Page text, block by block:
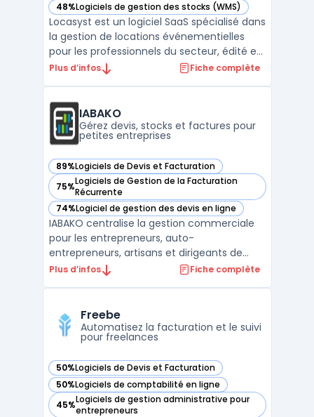
48%Logiciels de gestion des stocks (WMS)
— voir Locasyst dans cette catégorie
Locasyst est un logiciel SaaS spécialisé dans
la gestion de locations événementielles
pour les professionnels du secteur, édité en
France et conçu pour les PME disposant de
question de la centralisation du suivi des
stocks évé ...
Plus d’infos Fiche complète
IABAKO
Gérez devis, stocks et factures pour
petites entreprises
89%Logiciels de Devis et Facturation
— voir IABAKO dans cette catégorie
75%Logiciels de Gestion de la Facturation
Récurrente
— voir IABAKO dans cette catégorie
74%Logiciel de gestion des devis en ligne
— voir IABAKO dans cette catégorie
IABAKO centralise la gestion commerciale
pour les entrepreneurs, auto-
entrepreneurs, artisans et dirigeants de
petites entreprises. Ce logiciel propose une
électronique, le suivi des achats et la
gestion des stocks. ...
Plus d’infos Fiche complète
Freebe
Automatisez la facturation et le suivi
pour freelances
50%Logiciels de Devis et Facturation
— voir Freebe dans cette catégorie
50%Logiciels de comptabilité en ligne
— voir Freebe dans cette catégorie
45%Logiciels de gestion administrative pour
entrepreneurs
— voir Freebe dans cette catégorie